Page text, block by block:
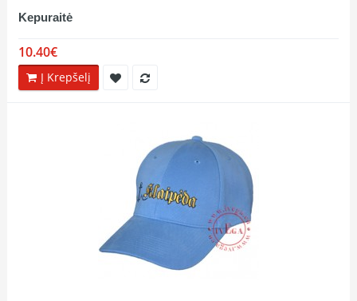
Kepuraitė
10.40€
Į Krepšelį